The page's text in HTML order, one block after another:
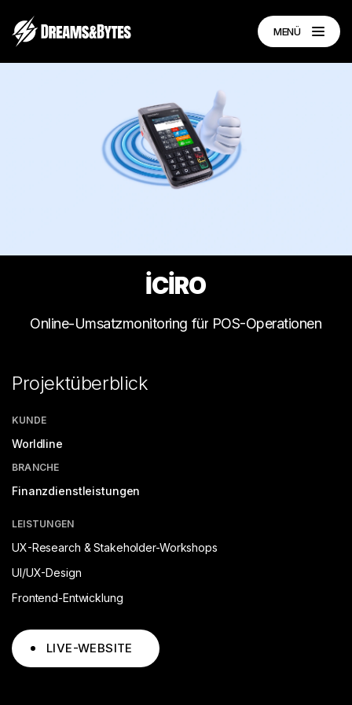
MENÜ
İCİRO
Online-Umsatzmonitoring für POS-Operationen
Projektüberblick
KUNDE
Worldline
BRANCHE
Finanzdienstleistungen
LEISTUNGEN
UX-Research & Stakeholder-Workshops
UI/UX-Design
Frontend-Entwicklung
LIVE-WEBSITE